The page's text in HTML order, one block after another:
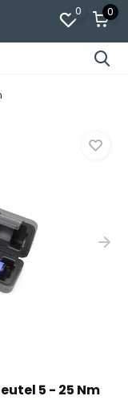
0 0
5 - 25 Nm